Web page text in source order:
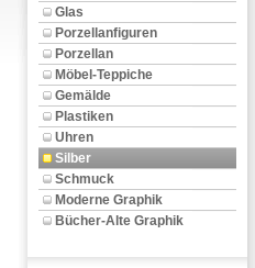
Glas
Porzellanfiguren
Porzellan
Möbel-Teppiche
Gemälde
Plastiken
Uhren
Silber
Schmuck
Moderne Graphik
Bücher-Alte Graphik